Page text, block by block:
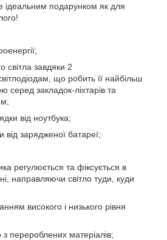
ідеальним подарунком як для
світла завдяки 2
що робить її найбільш
серед закладок-ліхтарів та
від ноутбука;
від зарядженої батареї;
регулюється та фіксується в
направляючи світло туди, куди
високого і низького рівня
перероблених матеріалів;